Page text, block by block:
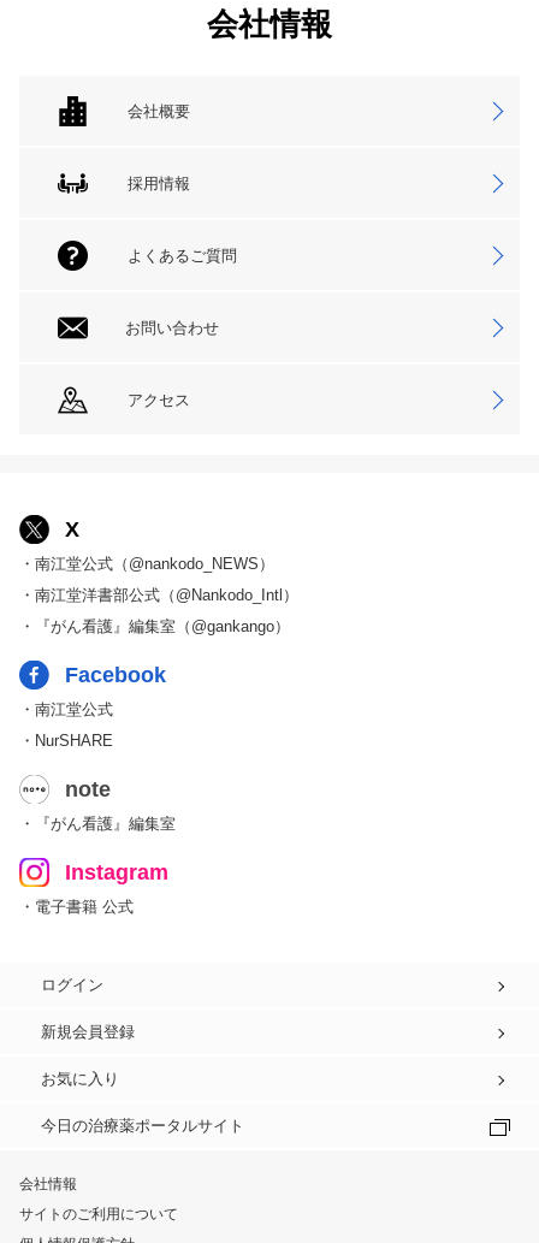
会社情報
会社概要
採用情報
よくあるご質問
お問い合わせ
アクセス
X
・南江堂公式（@nankodo_NEWS）
・南江堂洋書部公式（@Nankodo_Intl）
・『がん看護』編集室（@gankango）
Facebook
・南江堂公式
・NurSHARE
note
・『がん看護』編集室
Instagram
・電子書籍 公式
ログイン
新規会員登録
お気に入り
今日の治療薬ポータルサイト
会社情報
サイトのご利用について